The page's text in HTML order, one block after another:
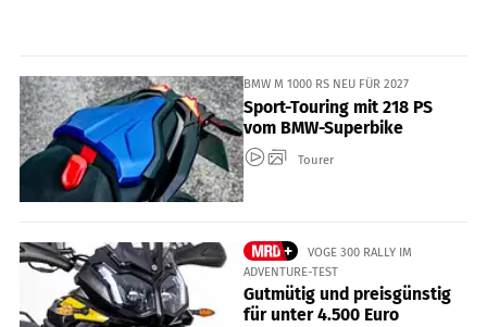
BMW M 1000 RS NEU FÜR 2027
Sport-Touring mit 218 PS
vom BMW-Superbike
Tourer
VOGE 300 RALLY IM
ADVENTURE-TEST
Gutmütig und preisgünstig
für unter 4.500 Euro